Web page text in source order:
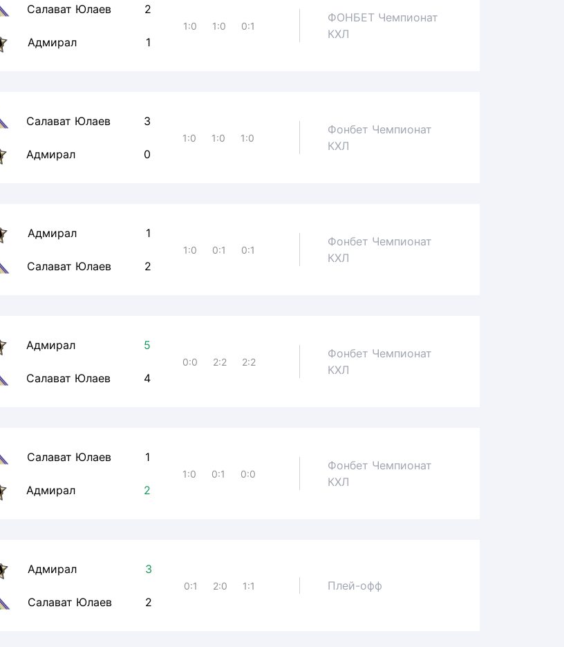
Салават Юлаев 2
Адмирал 1
1:0 1:0 0:1
ФОНБЕТ Чемпионат
КХЛ
Салават Юлаев 3
Адмирал 0
1:0 1:0 1:0
Фонбет Чемпионат
КХЛ
Адмирал 1
Салават Юлаев 2
1:0 0:1 0:1
Фонбет Чемпионат
КХЛ
Адмирал 5
Салават Юлаев 4
0:0 2:2 2:2
Фонбет Чемпионат
КХЛ
Салават Юлаев 1
Адмирал 2
1:0 0:1 0:0
Фонбет Чемпионат
КХЛ
Адмирал 3
Салават Юлаев 2
0:1 2:0 1:1 Плей-офф